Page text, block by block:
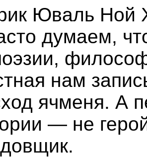
Юваль Ной
думаем,
нам
ячменя. А
— не